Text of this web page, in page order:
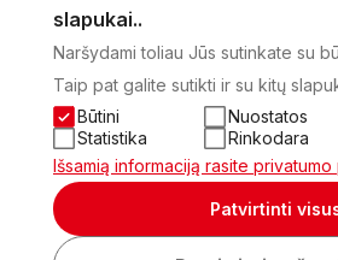
APIE MUS
KONTAKTAI
PRIVATUMO
SĄSKAITA
2026 Visos teisės saugomos © UAB
Sukurta:
slapukai..
Naršydami toliau Jūs sutinkate su
Taip pat galite sutikti ir su kitų
Būtini
Nuostatos
Statistika
Rinkodara
Išsamią informaciją rasite
Patvirtinti